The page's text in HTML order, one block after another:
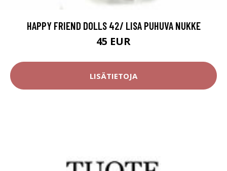
HAPPY FRIEND DOLLS 42/ LISA PUHUVA NUKKE
45 EUR
LISÄTIETOJA